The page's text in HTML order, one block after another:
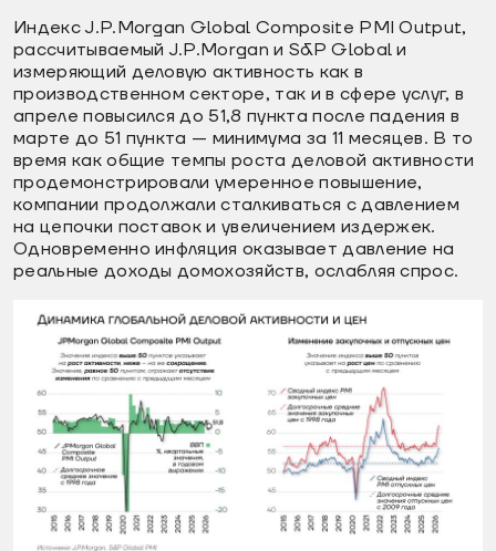
Индекс J.P.Morgan Global Composite PMI Output,
рассчитываемый J.P.Morgan и S&P Global и
измеряющий деловую активность как в
производственном секторе, так и в сфере услуг, в
апреле повысился до 51,8 пункта после падения в
марте до 51 пункта — минимума за 11 месяцев. В то
время как общие темпы роста деловой активности
продемонстрировали умеренное повышение,
компании продолжали сталкиваться с давлением
на цепочки поставок и увеличением издержек.
Одновременно инфляция оказывает давление на
реальные доходы домохозяйств, ослабляя спрос.